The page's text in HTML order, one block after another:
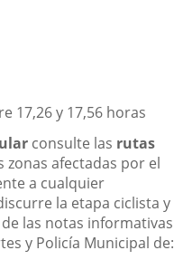
17,26 y 17,56 horas
consulte las rutas
zonas afectadas por el
a cualquier
la etapa ciclista y
las notas informativas
y Policía Municipal de: